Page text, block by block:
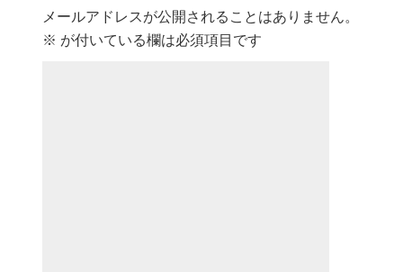
メールアドレスが公開されることはありません。
※ が付いている欄は必須項目です